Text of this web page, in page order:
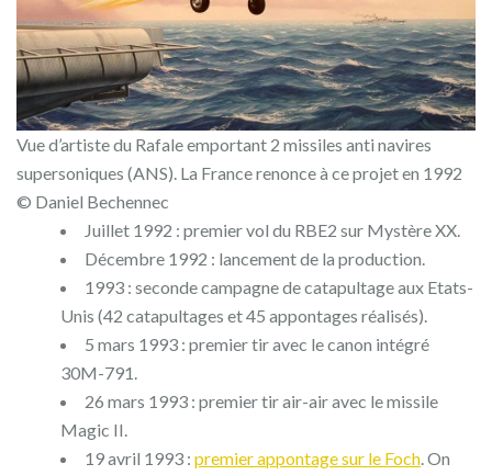
Vue d’artiste du Rafale emportant 2 missiles anti navires
supersoniques (ANS). La France renonce à ce projet en 1992
© Daniel Bechennec
Juillet 1992 : premier vol du RBE2 sur Mystère XX.
Décembre 1992 : lancement de la production.
1993 : seconde campagne de catapultage aux Etats-
Unis (42 catapultages et 45 appontages réalisés).
5 mars 1993 : premier tir avec le canon intégré
30M-791.
26 mars 1993 : premier tir air-air avec le missile
Magic II.
19 avril 1993 : premier appontage sur le Foch. On